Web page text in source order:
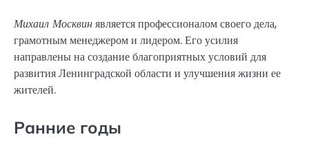
Михаил Москвинявляется профессионалом своего дела,
грамотным менеджером и лидером. Его усилия
направлены на создание благоприятных условий для
развития Ленинградской области и улучшения жизни ее
жителей.
Ранние годы